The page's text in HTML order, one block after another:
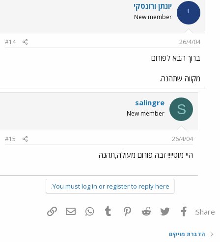
י יונתן ורונסקי
New member
26/4/04
#14
ברוך הבא לפורום
מקווה שתהנה.
S
salingre
New member
26/4/04
#15
היי מוטי!!! זבה פורום מעולה,תהנה
You must log in or register to reply here.
Share: פייסבוק Twitter
Reddit
Pinterest
Tumblr
WhatsAppדואר אלקטרוני
הדברת מזיקים